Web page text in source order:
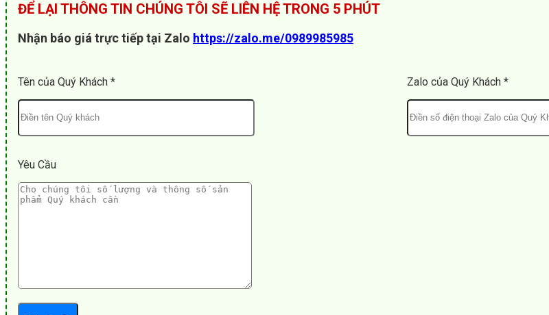
ĐỂ LẠI THÔNG TIN CHÚNG TÔI SẼ LIÊN HỆ TRONG 5 PHÚT
Nhận báo giá trực tiếp tại Zalo https://zalo.me/0989985985
Tên của Quý Khách * Zalo của Quý Khách *
Yêu Cầu